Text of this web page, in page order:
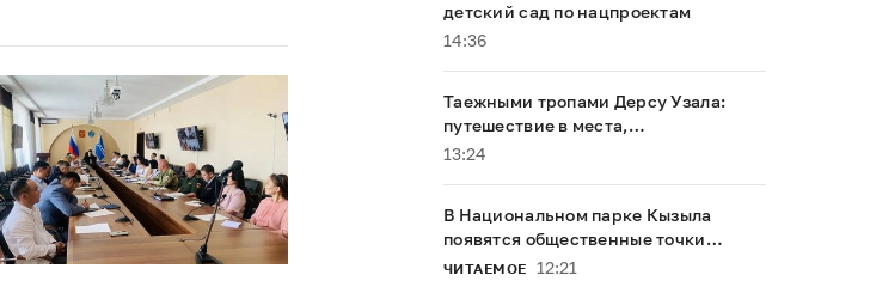
детский сад по нацпроектам
14:36
Таежными тропами Дерсу Узала:
путешествие в места,
напоминающие о герое Максима
13:24
В Национальном парке Кызыла
появятся общественные точки
доступа к интернету
ЧИТАЕМОЕ 12:21